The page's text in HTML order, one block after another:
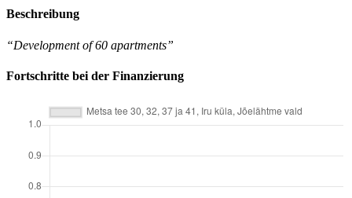
Beschreibung
“Development of 60 apartments”
Fortschritte bei der Finanzierung